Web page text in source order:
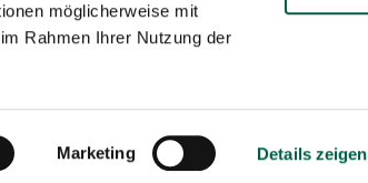
möglicherweise mit
Rahmen Ihrer Nutzung der
Marketing Details zeigen